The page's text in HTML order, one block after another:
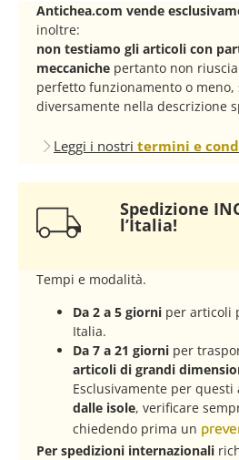
Antichea.com vende
inoltre:
non testiamo gli articoli con
meccaniche pertanto non
perfetto funzionamento o meno,
diversamente nella descrizione
Leggi i nostri termini e
Spedizione
l’Italia!
Tempi e modalità.
Da 2 a 5 giorni per articoli
Italia.
Da 7 a 21 giorni per
articoli di grandi
Esclusivamente per questi
dalle isole, verificare
chiedendo prima un
Per spedizioni internazionali